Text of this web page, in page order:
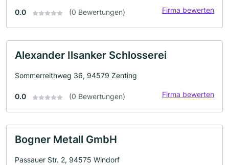
0.0 (0 Bewertungen) Firma bewerten
Alexander Ilsanker Schlosserei
Sommerreithweg 36, 94579 Zenting
0.0 (0 Bewertungen) Firma bewerten
Bogner Metall GmbH
Passauer Str. 2, 94575 Windorf